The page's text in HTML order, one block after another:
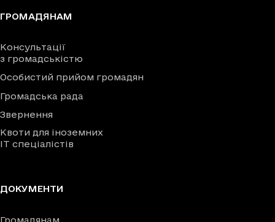
ГРОМАДЯНАМ
Консультації
з громадськістю
Особистий прийом громадян
Громадська рада
Звернення
Квоти для іноземних
IT спеціалістів
ДОКУМЕНТИ